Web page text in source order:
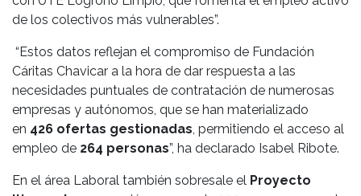
de los colectivos más vulnerables”.
“Estos datos reflejan el compromiso de Fundación
Cáritas Chavicar a la hora de dar respuesta a las
necesidades puntuales de contratación de numerosas
empresas y autónomos, que se han materializado
en 426 ofertas gestionadas , permitiendo el acceso al
empleo de 264 personas”, ha declarado Isabel Ribote.
En el área Laboral también sobresale el Proyecto